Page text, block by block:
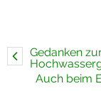
Gedanken
Auch beim